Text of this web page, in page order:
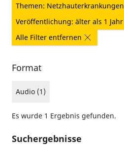
Themen: Netzhauterkrankungen
Veröffentlichung: älter als 1 Jahr
Alle Filter entfernen
Format
Audio (1)
Es wurde 1 Ergebnis gefunden.
Suchergebnisse